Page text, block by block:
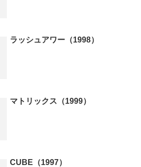
ラッシュアワー（1998）
マトリックス（1999）
CUBE（1997）